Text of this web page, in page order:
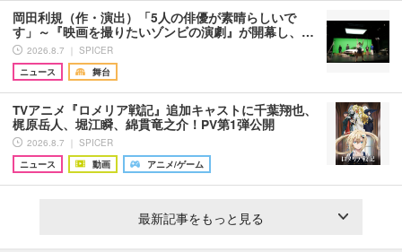
岡田利規（作・演出）「5人の俳優が素晴らしいで
す」～『映画を撮りたいゾンビの演劇』が開幕し、…
2026.8.7 ｜ SPICER
ニュース
舞台
TVアニメ『ロメリア戦記』追加キャストに千葉翔也、
梶原岳人、堀江瞬、綿貫竜之介！PV第1弾公開
2026.8.7 ｜ SPICER
ニュース
動画 アニメ/ゲーム
最新記事をもっと見る